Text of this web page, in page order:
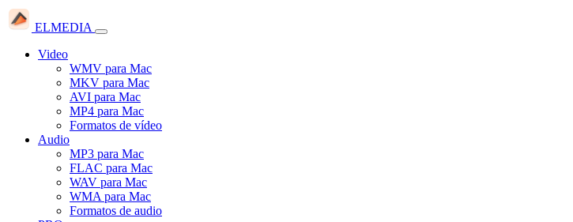
ELMEDIA
Video
WMV para Mac
MKV para Mac
AVI para Mac
MP4 para Mac
Formatos de vídeo
Audio
MP3 para Mac
FLAC para Mac
WAV para Mac
WMA para Mac
Formatos de audio